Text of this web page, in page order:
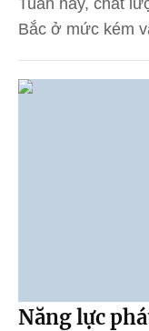
Bắc ở mức kém
Năng lực